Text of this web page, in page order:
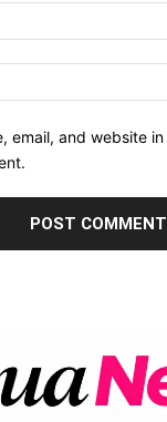
email, and website